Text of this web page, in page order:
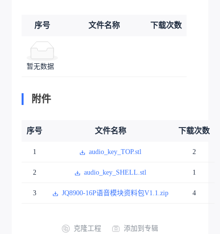
序号 文件名称 下载次数
暂无数据
附件
序号 文件名称 下载次数
1 audio_key_TOP.stl 2
2 audio_key_SHELL.stl 1
3 JQ8900-16P语音模块资料包V1.1.zip 4
克隆工程 添加到专辑